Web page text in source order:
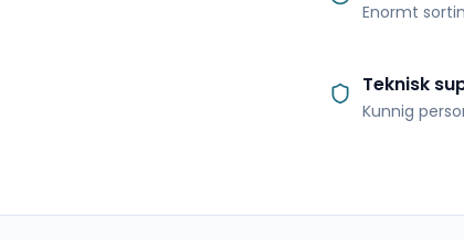
Enormt
Teknisk
Kunnig